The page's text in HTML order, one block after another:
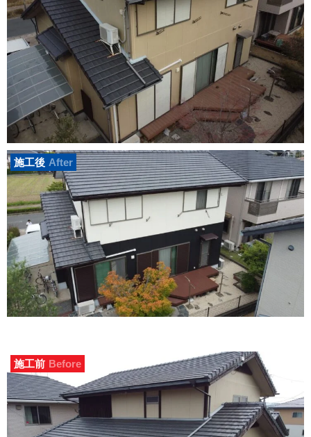
施工後 After
施工前 Before